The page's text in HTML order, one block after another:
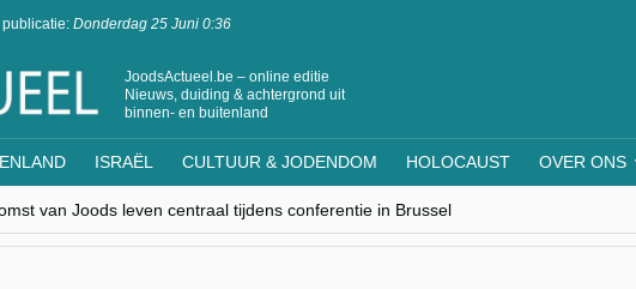
publicatie: Donderdag 25 Juni 0:36
JoodsActueel.be – online editie
Nieuws, duiding & achtergrond uit
binnen- en buitenland
ISRAËL CULTUUR & JODENDOM HOLOCAUST OVER ONS
van Joods leven centraal tijdens conferentie in Brussel
seculiere Westen minderheden begrijpt”, Jinnih Beels (Vooruit)
de verrassing van Oost-Europa
op de beklaagdenbank”